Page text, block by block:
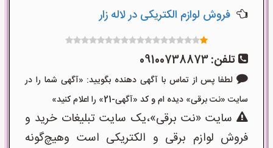
فروش لوازم الکتریکی در لاله زار
تلفن:09100738873
لطفا پس از تماس با آگهی دهنده بگویید: «آگهی شما را در
سایت «نت برقی» دیده ام و کد «آگهی-21» را اعلام کنید»
سایت «نت برقی»،یک سایت تبلیغات خرید و
فروش لوازم برقی و الکتریکی است وهیچ‌گونه